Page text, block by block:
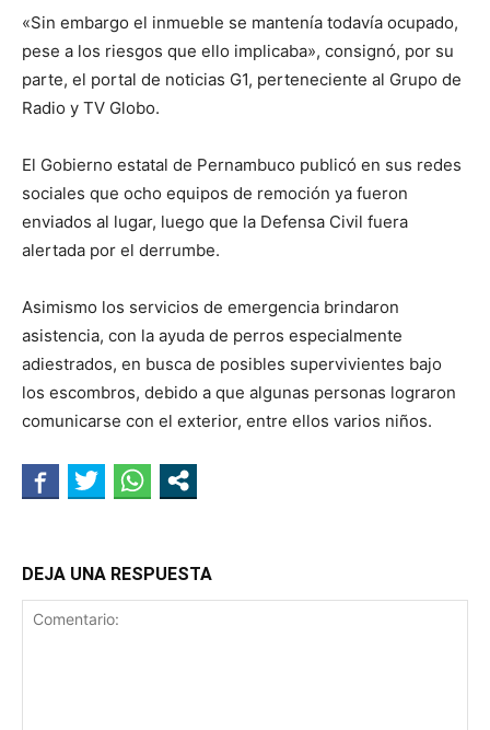
«Sin embargo el inmueble se mantenía todavía ocupado,
pese a los riesgos que ello implicaba», consignó, por su
parte, el portal de noticias G1, perteneciente al Grupo de
Radio y TV Globo.
El Gobierno estatal de Pernambuco publicó en sus redes
sociales que ocho equipos de remoción ya fueron
enviados al lugar, luego que la Defensa Civil fuera
alertada por el derrumbe.
Asimismo los servicios de emergencia brindaron
asistencia, con la ayuda de perros especialmente
adiestrados, en busca de posibles supervivientes bajo
los escombros, debido a que algunas personas lograron
comunicarse con el exterior, entre ellos varios niños.
DEJA UNA RESPUESTA